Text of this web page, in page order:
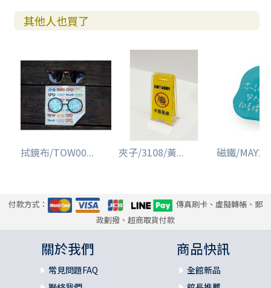
其他人也買了
拭鏡布/TOW00... 夾子/3108/黃... 磁鐵/
付款方式：
傳真刷卡、虛擬轉帳、郵
政劃撥、超商取貨付款
關於我們
常見問題FAQ
商品快訊
全館新品